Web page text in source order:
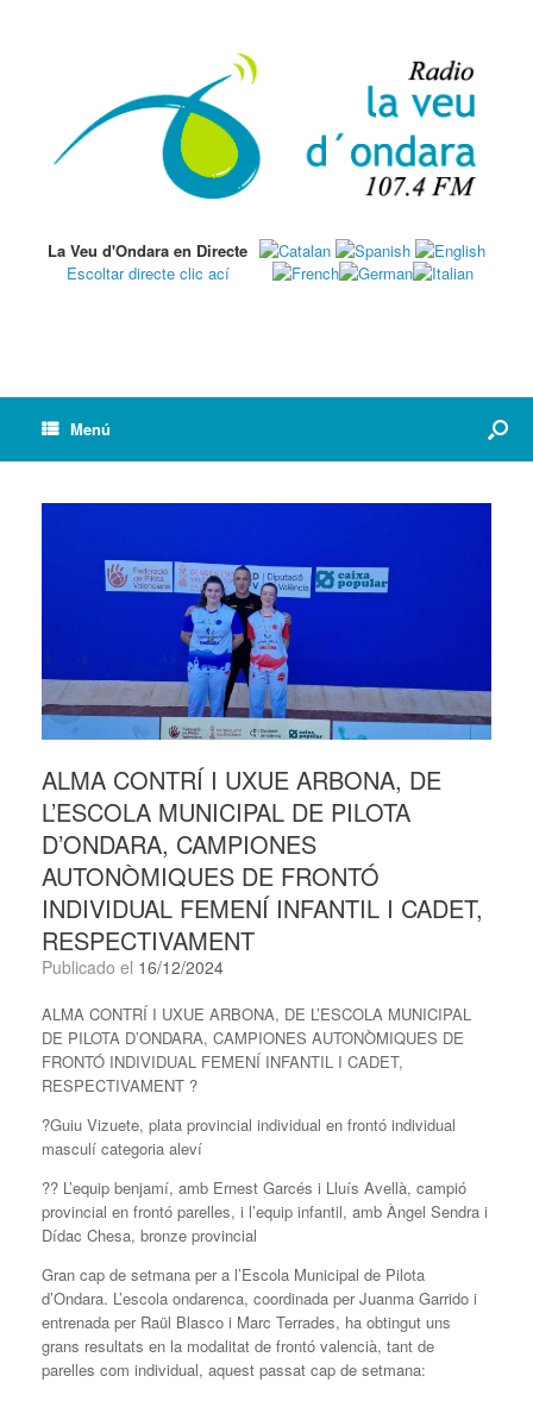
La Veu d'Ondara en Directe
Escoltar directe clic ací
Menú
ALMA CONTRÍ I UXUE ARBONA, DE
L’ESCOLA MUNICIPAL DE PILOTA
D’ONDARA, CAMPIONES
AUTONÒMIQUES DE FRONTÓ
INDIVIDUAL FEMENÍ INFANTIL I CADET,
RESPECTIVAMENT
Publicado el 16/12/2024
ALMA CONTRÍ I UXUE ARBONA, DE L’ESCOLA MUNICIPAL
DE PILOTA D’ONDARA, CAMPIONES AUTONÒMIQUES DE
FRONTÓ INDIVIDUAL FEMENÍ INFANTIL I CADET,
RESPECTIVAMENT ?
?Guiu Vizuete, plata provincial individual en frontó individual
masculí categoria aleví
?? L’equip benjamí, amb Ernest Garcés i Lluís Avellà, campió
provincial en frontó parelles, i l’equip infantil, amb Àngel Sendra i
Dídac Chesa, bronze provincial
Gran cap de setmana per a l’Escola Municipal de Pilota
d’Ondara. L’escola ondarenca, coordinada per Juanma Garrido i
entrenada per Raül Blasco i Marc Terrades, ha obtingut uns
grans resultats en la modalitat de frontó valencià, tant de
parelles com individual, aquest passat cap de setmana: